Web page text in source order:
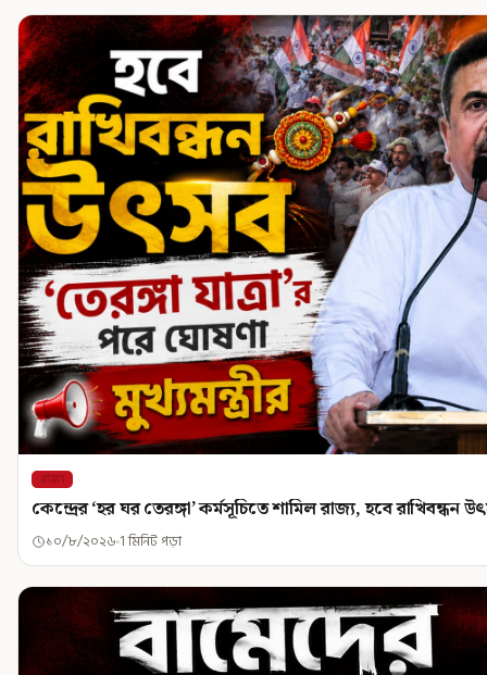
রাজ্য
কেন্দ্রের ‘হর ঘর তেরঙ্গা’ কর্মসূচিতে শামিল রাজ্য, হবে রাখিবন্ধন
১০/৮/২০২৬ 1 মিনিট পড়া